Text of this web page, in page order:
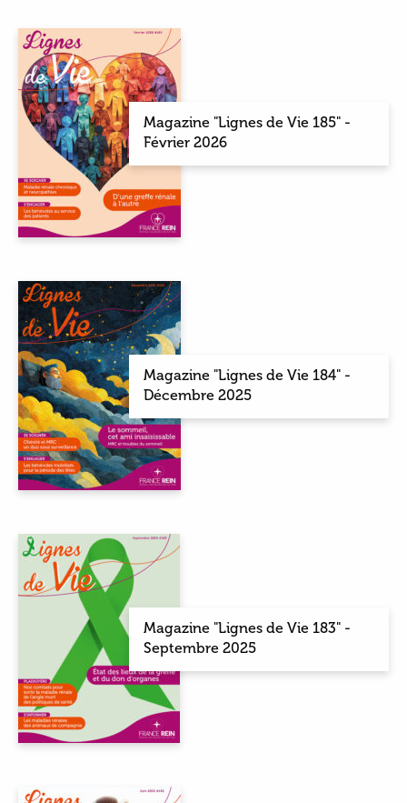
Magazine "Lignes de Vie 185" -
Février 2026
Magazine "Lignes de Vie 184" -
Décembre 2025
Magazine "Lignes de Vie 183" -
Septembre 2025